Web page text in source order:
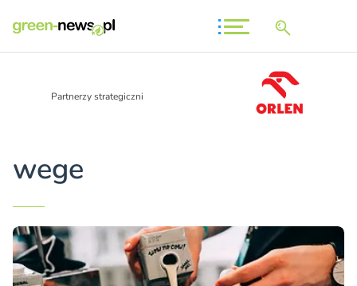
Partnerzy strategiczni
wege